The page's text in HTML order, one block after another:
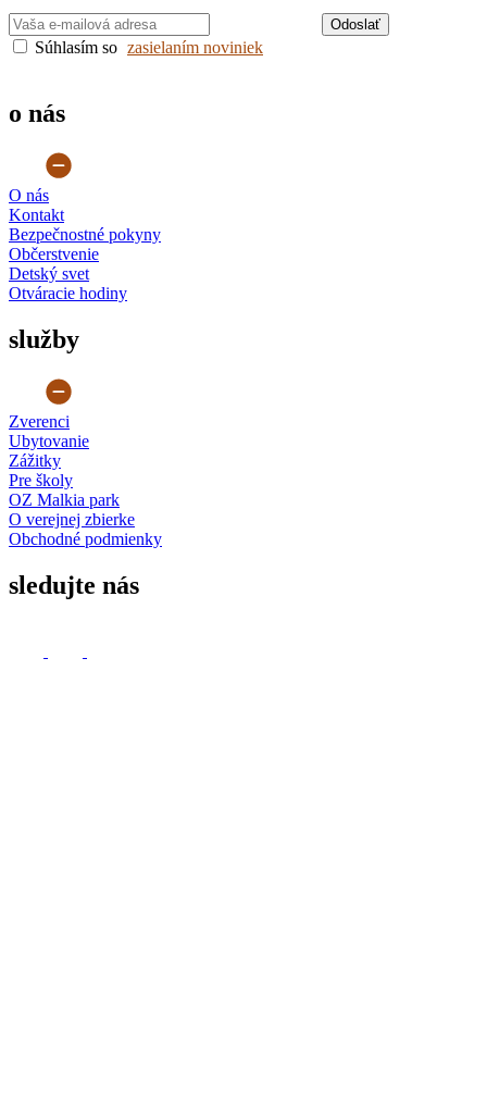
Odoslať
Súhlasím so zasielaním noviniek
o nás
O nás
Kontakt
Bezpečnostné pokyny
Občerstvenie
Detský svet
Otváracie hodiny
služby
Zverenci
Ubytovanie
Zážitky
Pre školy
OZ Malkia park
O verejnej zbierke
Obchodné podmienky
sledujte nás